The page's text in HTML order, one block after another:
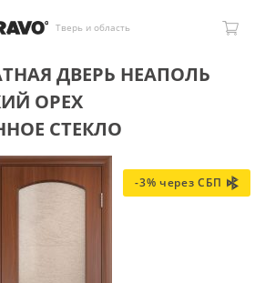
Тверь и область
ДВЕРЬ НЕАПОЛЬ
ОРЕХ
СТЕКЛО
-3% через СБП